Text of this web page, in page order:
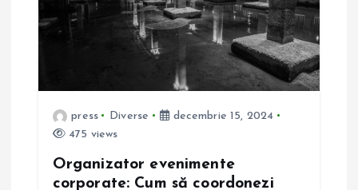
press Diverse
decembrie 15, 2024
475 views
Organizator evenimente
corporate: Cum să coordonezi